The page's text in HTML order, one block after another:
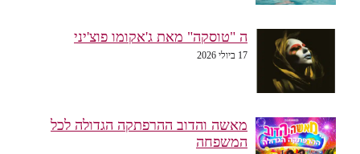
ה "טוסקה" מאת ג'אקומו פוצ'יני
17 ביולי 2026
מאשה והדוב ההרפתקה הגדולה לכל
המשפחה